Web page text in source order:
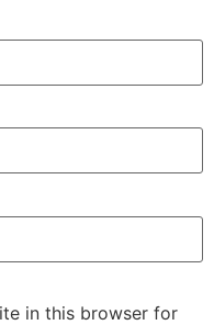
in this browser for